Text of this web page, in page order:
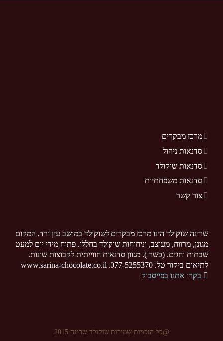
מרכז מבקרים
סדנאות ניהול
סדנאות שוקולד
סדנאות משפחתיות
צור קשר
שרינה שוקולד הינו מרכז מבקרים לשוקולד במושב עין ורד, המקום
מגונן, מרווח, מעוצב, וניחוחות שוקולד בחללו. פתוח מידי יום למעט
שבתות וחגים. (כשר ). מגוון סדנאות חווייתית לקבוצות שונות.
לתיאום ביקור טל. 077-5255370. www.sarina-chocolate.co.il
בקרו אתנו בפייסבוק
@כל הזכויות שמורות שוקולד שרינה 2015